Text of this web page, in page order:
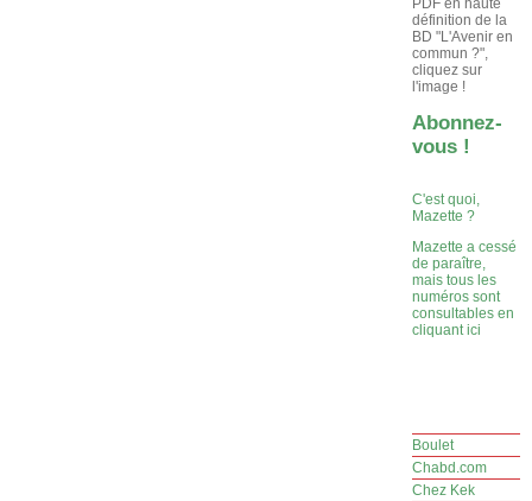
définition de la
BD "L'Avenir en
commun ?",
cliquez sur
l'image !
Abonnez-
vous !
C'est quoi,
Mazette ?
Mazette a cessé
de paraître,
mais tous les
numéros sont
consultables en
cliquant ici
Boulet
Chabd.com
Chez Kek